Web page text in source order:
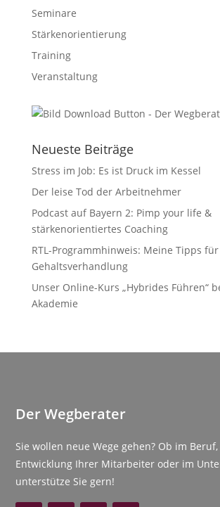
Seminare
Stärkenorientierung
Training
Veranstaltung
Neueste Beiträge
Stress im Job: Es ist Druck im Kessel
Der leise Tod der Arbeitnehmer
Podcast auf Bayern 2: Pimp your life &
stärkenorientiertes Coaching
RTL-Programmhinweis: Meine Tipps
Gehaltsverhandlung
Unser Online-Kurs „Hybrides Führen“
Akademie
Der Wegberater
Sie wollen neue Wege gehen? Ob im
Entwicklung Ihrer Mitarbeiter oder im
unterstütze Sie gern!